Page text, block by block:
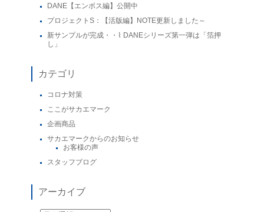
DANE【エンボス編】公開中
プロジェクトS：【活版編】NOTE更新しました～
新サンプルが完成・・⌇ DANEシリーズ第一弾は「箔押
し」
カテゴリ
コロナ対策
ここがサカエマーク
企画商品
サカエマークからのお知らせ
お客様の声
スタッフブログ
アーカイブ